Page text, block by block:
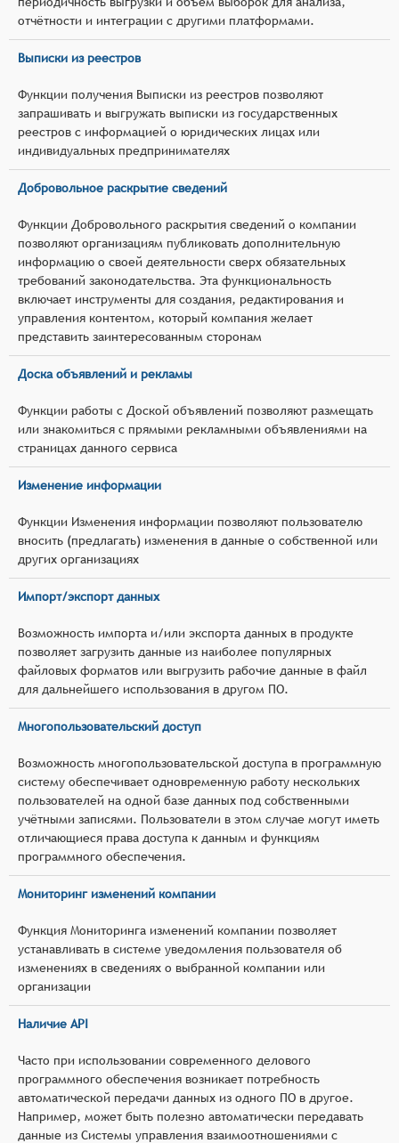
отчётности и интеграции с другими платформами.
Выписки из реестров
Функции получения Выписки из реестров позволяют
запрашивать и выгружать выписки из государственных
реестров с информацией о юридических лицах или
индивидуальных предпринимателях
Добровольное раскрытие сведений
Функции Добровольного раскрытия сведений о компании
позволяют организациям публиковать дополнительную
информацию о своей деятельности сверх обязательных
требований законодательства. Эта функциональность
включает инструменты для создания, редактирования и
управления контентом, который компания желает
представить заинтересованным сторонам
Доска объявлений и рекламы
Функции работы с Доской объявлений позволяют размещать
или знакомиться с прямыми рекламными объявлениями на
страницах данного сервиса
Изменение информации
Функции Изменения информации позволяют пользователю
вносить (предлагать) изменения в данные о собственной или
других организациях
Импорт/экспорт данных
Возможность импорта и/или экспорта данных в продукте
позволяет загрузить данные из наиболее популярных
файловых форматов или выгрузить рабочие данные в файл
для дальнейшего использования в другом ПО.
Многопользовательский доступ
Возможность многопользовательской доступа в программную
систему обеспечивает одновременную работу нескольких
пользователей на одной базе данных под собственными
учётными записями. Пользователи в этом случае могут иметь
отличающиеся права доступа к данным и функциям
программного обеспечения.
Мониторинг изменений компании
Функция Мониторинга изменений компании позволяет
устанавливать в системе уведомления пользователя об
изменениях в сведениях о выбранной компании или
организации
Наличие API
Часто при использовании современного делового
программного обеспечения возникает потребность
автоматической передачи данных из одного ПО в другое.
Например, может быть полезно автоматически передавать
данные из Системы управления взаимоотношениями с